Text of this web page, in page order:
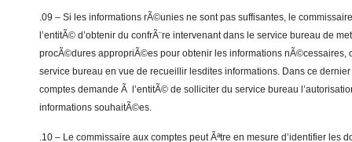
.09 – Si les informations rÃ©unies ne sont pas suffisantes, le
l’entitÃ© d’obtenir du confrÃ¨re intervenant dans le service bureau de
procÃ©dures appropriÃ©es pour obtenir les informations nÃ©cessaires,
service bureau en vue de recueillir lesdites informations. Dans ce
comptes demande Ã l’entitÃ© de solliciter du service bureau
informations souhaitÃ©es.
.10 – Le commissaire aux comptes peut Ãªtre en mesure d’identifier les